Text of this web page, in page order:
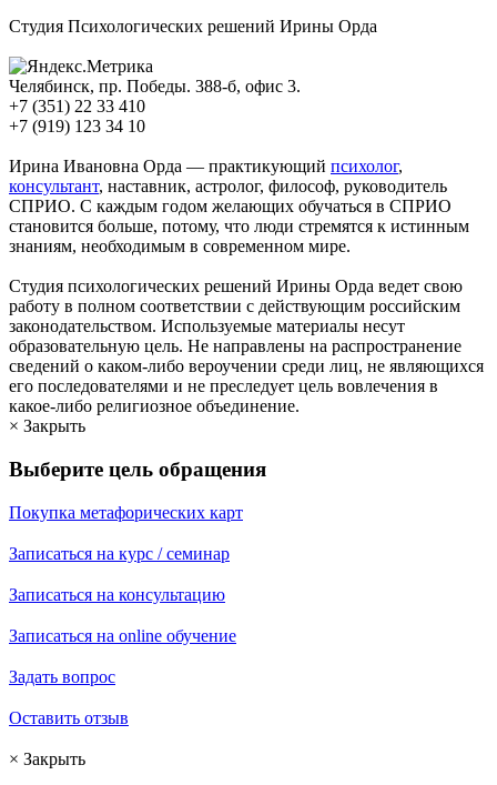
Студия Психологических решений Ирины Орда
Челябинск, пр. Победы. 388-б, офис 3.
+7 (351) 22 33 410
+7 (919) 123 34 10
Ирина Ивановна Орда — практикующий психолог,
консультант, наставник, астролог, философ, руководитель
СПРИО. С каждым годом желающих обучаться в СПРИО
становится больше, потому, что люди стремятся к истинным
знаниям, необходимым в современном мире.
Студия психологических решений Ирины Орда ведет свою
работу в полном соответствии с действующим российским
законодательством. Используемые материалы несут
образовательную цель. Не направлены на распространение
сведений о каком-либо вероучении среди лиц, не являющихся
его последователями и не преследует цель вовлечения в
какое-либо религиозное объединение.
× Закрыть
Выберите цель обращения
Покупка метафорических карт
Записаться на курс / семинар
Записаться на консультацию
Записаться на online обучение
Задать вопрос
Оставить отзыв
× Закрыть